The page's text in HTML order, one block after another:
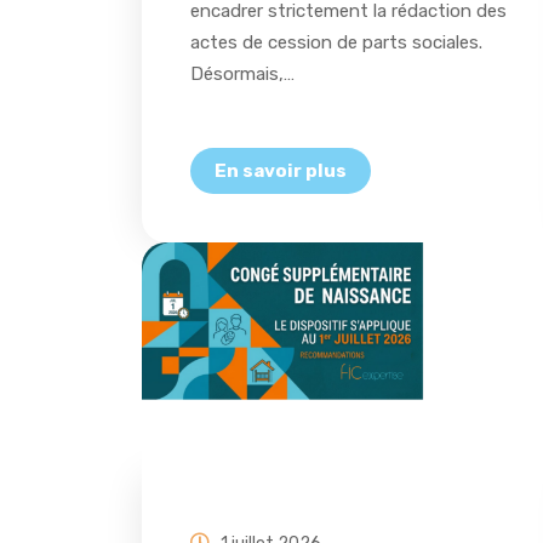
encadrer strictement la rédaction des
actes de cession de parts sociales.
Désormais,…